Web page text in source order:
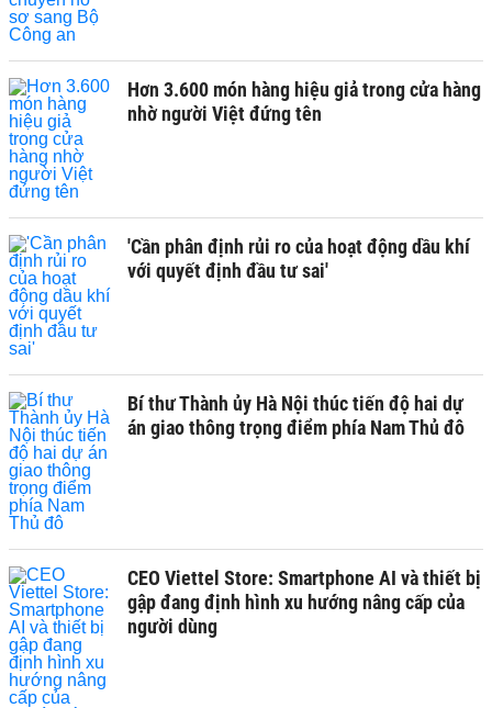
Hơn 3.600 món hàng hiệu giả trong cửa hàng
nhờ người Việt đứng tên
'Cần phân định rủi ro của hoạt động dầu khí
với quyết định đầu tư sai'
Bí thư Thành ủy Hà Nội thúc tiến độ hai dự
án giao thông trọng điểm phía Nam Thủ đô
CEO Viettel Store: Smartphone AI và thiết bị
gập đang định hình xu hướng nâng cấp của
người dùng